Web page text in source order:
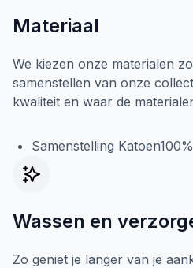
Materiaal
We kiezen onze materialen
samenstellen van onze
kwaliteit en waar de
Samenstelling Katoen100%
Wassen en
Zo geniet je langer van je